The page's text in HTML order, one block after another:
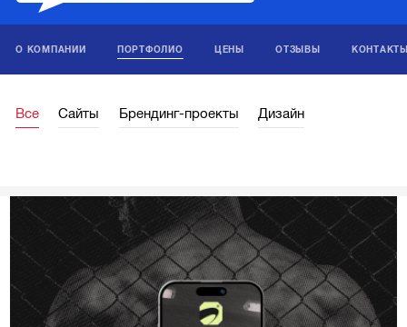
О КОМПАНИИ ПОРТФОЛИО ЦЕНЫ ОТЗЫВЫ
Все Сайты Брендинг-проекты Дизайн